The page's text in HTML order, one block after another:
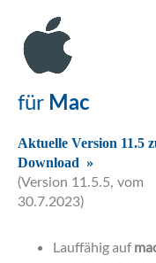
für Mac
Aktuelle Version 11.5
Download »
(Version 11.5.5, vom
30.7.2023)
Lauffähig auf